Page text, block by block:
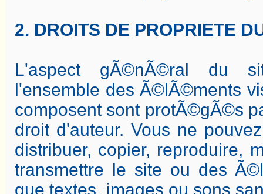
2. DROITS DE PROPRIETE
L'aspect gÃ©nÃ©ral du
l'ensemble des Ã©lÃ©ments
composent sont protÃ©gÃ©s
droit d'auteur. Vous ne
distribuer, copier, reproduire,
transmettre le site ou des
que textes, images ou sons